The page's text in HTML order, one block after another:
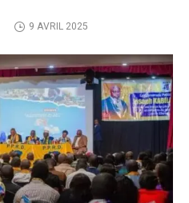
9 AVRIL 2025